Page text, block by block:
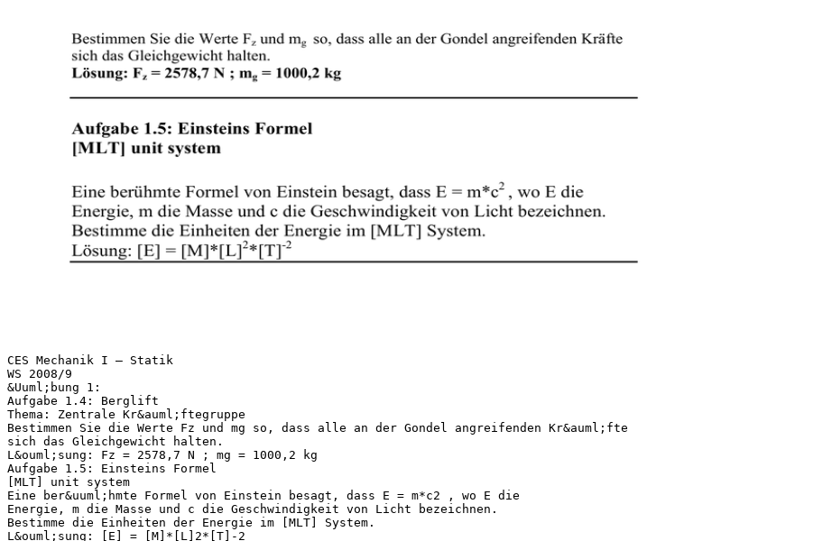
CES Mechanik I – Statik
WS 2008/9
&Uuml;bung 1:
Aufgabe 1.4: Berglift
Thema: Zentrale Kr&auml;ftegruppe
Bestimmen Sie die Werte Fz und mg so, dass alle an der Gondel angreifenden Kr&auml;fte
sich das Gleichgewicht halten.
L&ouml;sung: Fz = 2578,7 N ; mg = 1000,2 kg
Aufgabe 1.5: Einsteins Formel
[MLT] unit system
Eine ber&uuml;hmte Formel von Einstein besagt, dass E = m*c2 , wo E die
Energie, m die Masse und c die Geschwindigkeit von Licht bezeichnen.
Bestimme die Einheiten der Energie im [MLT] System.
L&ouml;sung: [E] = [M]*[L]2*[T]-2